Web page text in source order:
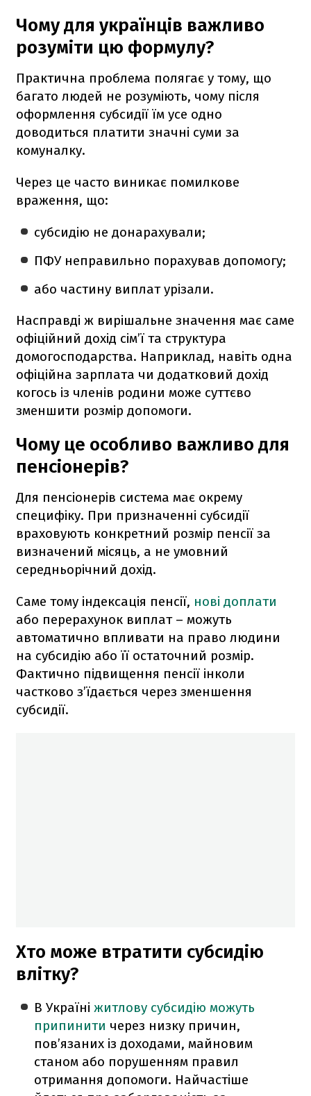
Чому для українців важливо
розуміти цю формулу?
Практична проблема полягає у тому, що
багато людей не розуміють, чому після
оформлення субсидії їм усе одно
доводиться платити значні суми за
комуналку.
Через це часто виникає помилкове
враження, що:
субсидію не донарахували;
ПФУ неправильно порахував допомогу;
або частину виплат урізали.
Насправді ж вирішальне значення має саме
офіційний дохід сім’ї та структура
домогосподарства. Наприклад, навіть одна
офіційна зарплата чи додатковий дохід
когось із членів родини може суттєво
зменшити розмір допомоги.
Чому це особливо важливо для
пенсіонерів?
Для пенсіонерів система має окрему
специфіку. При призначенні субсидії
враховують конкретний розмір пенсії за
визначений місяць, а не умовний
середньорічний дохід.
Саме тому індексація пенсії, нові доплати
або перерахунок виплат – можуть
автоматично впливати на право людини
на субсидію або її остаточний розмір.
Фактично підвищення пенсії інколи
частково з’їдається через зменшення
субсидії.
Хто може втратити субсидію
влітку?
В Україні житлову субсидію можуть
припинити через низку причин,
пов’язаних із доходами, майновим
станом або порушенням правил
отримання допомоги. Найчастіше